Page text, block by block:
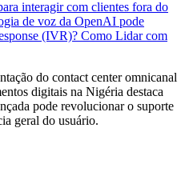
interagir com clientes fora do
de voz da OpenAI pode
(IVR)? Como Lidar com
do contact center omnicanal
digitais na Nigéria destaca
pode revolucionar o suporte
geral do usuário.